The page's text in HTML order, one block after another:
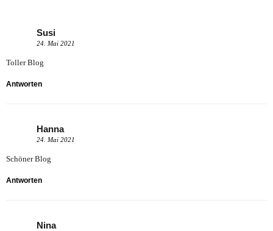
Susi
24. Mai 2021
Toller Blog
Antworten
Hanna
24. Mai 2021
Schöner Blog
Antworten
Nina